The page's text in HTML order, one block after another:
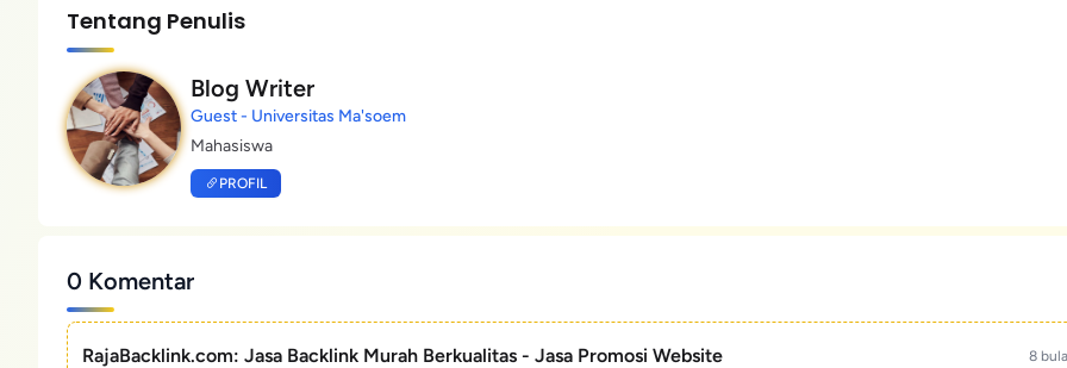
Tentang Penulis
Blog Writer
Guest - Universitas Ma'soem
Mahasiswa
PROFIL
0 Komentar
RajaBacklink.com: Jasa Backlink Murah Berkualitas - Jasa Promosi Website 8